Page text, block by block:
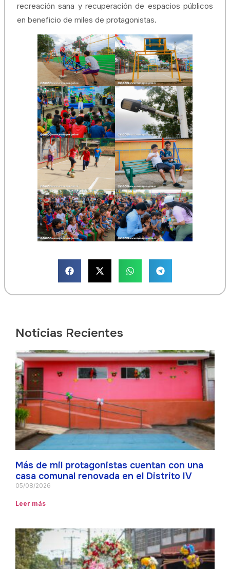
recreación sana y recuperación de espacios públicos
en beneficio de miles de protagonistas.
Noticias Recientes
Más de mil protagonistas cuentan con una
casa comunal renovada en el Distrito IV
05/08/2026
Leer más